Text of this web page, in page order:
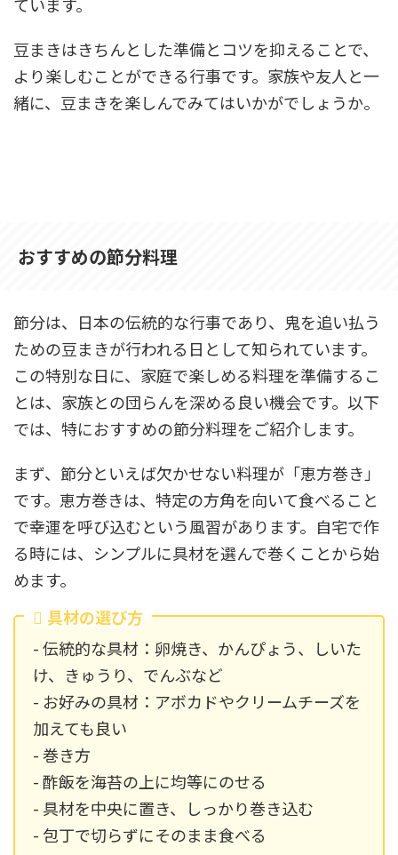
豆まきはきちんとした準備とコツを抑えることで、
より楽しむことができる行事です。家族や友人と一
緒に、豆まきを楽しんでみてはいかがでしょうか。
おすすめの節分料理
節分は、日本の伝統的な行事であり、鬼を追い払う
ための豆まきが行われる日として知られています。
この特別な日に、家庭で楽しめる料理を準備するこ
とは、家族との団らんを深める良い機会です。以下
では、特におすすめの節分料理をご紹介します。
まず、節分といえば欠かせない料理が「恵方巻き」
です。恵方巻きは、特定の方角を向いて食べること
で幸運を呼び込むという風習があります。自宅で作
る時には、シンプルに具材を選んで巻くことから始
めます。
具材の選び方
- 伝統的な具材：卵焼き、かんぴょう、しいた
け、きゅうり、でんぶなど
- お好みの具材：アボカドやクリームチーズを
加えても良い
- 巻き方
- 酢飯を海苔の上に均等にのせる
- 具材を中央に置き、しっかり巻き込む
- 包丁で切らずにそのまま食べる